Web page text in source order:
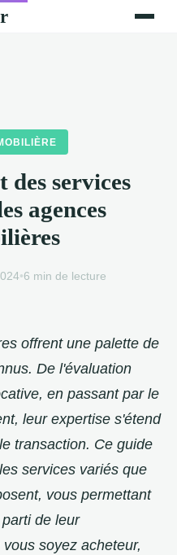
des services
agences
•6 min de lecture
offrent une palette de
De l'évaluation
en passant par le
leur expertise s'étend
transaction. Ce guide
services variés que
vous permettant
de leur
soyez acheteur,